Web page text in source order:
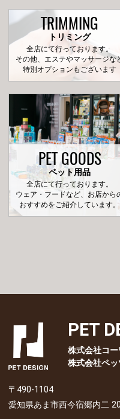
TRIMMING
トリミング
全店にて行っております。
その他、エステやマッサージな
特別オプションもございます
PET GOODS
ペット用品
全店にて行っております。
ウェア・フードなど、お店から
おすすめをご紹介しています。
PET
株式会社コ
株式会社ペ
〒490-1104
愛知県あま市西今宿郷内二